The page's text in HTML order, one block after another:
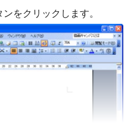
をクリックします。